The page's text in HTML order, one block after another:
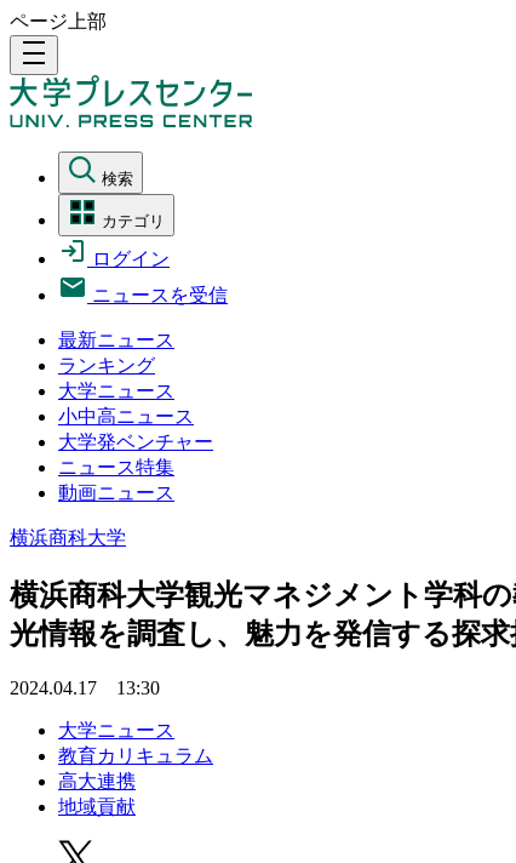
ページ上部
density_medium
検索
カテゴリ
ログイン
ニュースを受信
最新ニュース
ランキング
大学ニュース
小中高ニュース
大学発ベンチャー
ニュース特集
動画ニュース
横浜商科大学
横浜商科大学観光マネジメント学科
光情報を調査し、魅力を発信する探求
2024.04.17 13:30
大学ニュース
教育カリキュラム
高大連携
地域貢献